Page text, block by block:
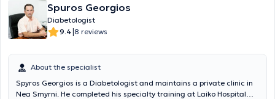
Spuros Georgios
Diabetologist
9.4|8 reviews
About the specialist
Spyros Georgios is a Diabetologist and maintains a private clinic in
Nea Smyrni. He completed his specialty training at Laiko Hospital